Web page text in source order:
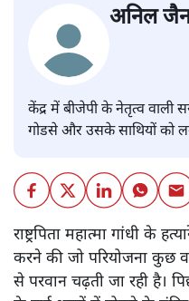
अनिल
केंद्र में बीजेपी के नेतृत्व वाली
गोडसे और उसके साथियों को
राष्ट्रपिता महात्मा गांधी के
करने की जो परियोजना कुछ
से परवान चढ़ती जा रही है।